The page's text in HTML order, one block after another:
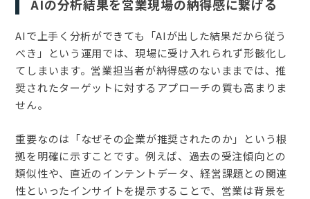
AIの分析結果を営業現場の納得感に繋げる
AIで上手く分析ができても「AIが出した結果だから従う
べき」という運用では、現場に受け入れられず形骸化し
てしまいます。営業担当者が納得感のないままでは、推
奨されたターゲットに対するアプローチの質も高まりま
せん。
重要なのは「なぜその企業が推奨されたのか」という根
拠を明確に示すことです。例えば、過去の受注傾向との
類似性や、直近のインテントデータ、経営課題との関連
性といったインサイトを提示することで、営業は背景を